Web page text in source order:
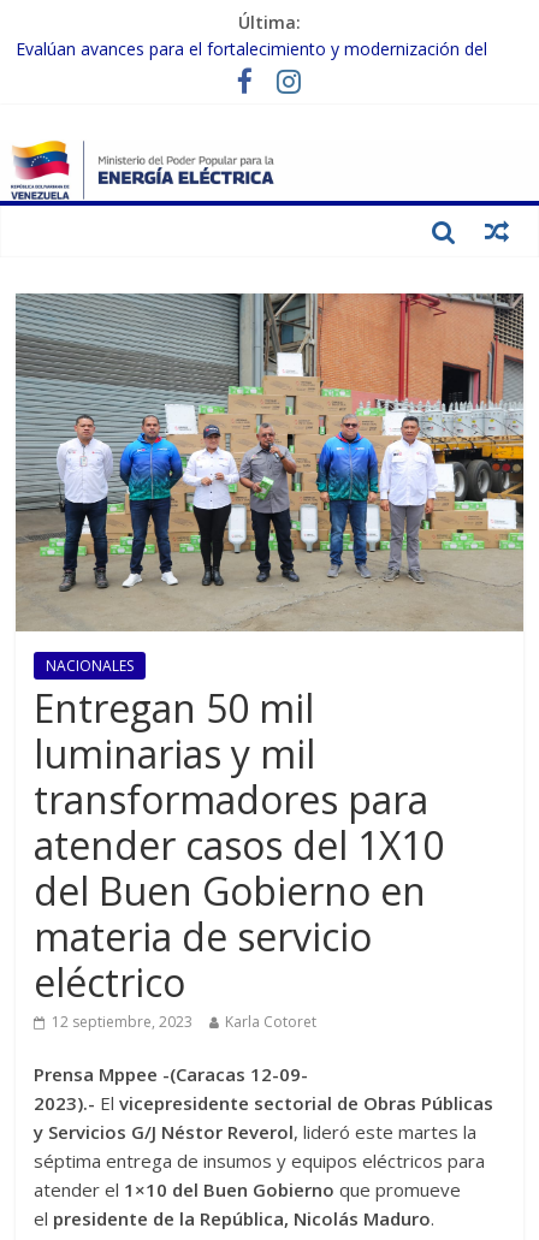
Última:
Evalúan avances para el fortalecimiento y modernización del
Inspeccionan trabajos de rehabilitación en instalaciones del SEN
Gobierno Nacional activa plan preventivo para fortalecer el SEN
ante el fenómeno de El Niño
Termocarabobo recupera el 50% de su capacidad de generación
NACIONALES
Entregan 50 mil
luminarias y mil
transformadores para
atender casos del 1X10
del Buen Gobierno en
materia de servicio
eléctrico
12 septiembre, 2023 Karla Cotoret
Prensa Mppee -(Caracas 12-09-
2023).- Elvicepresidente sectorial de Obras Públicas
y Servicios G/J Néstor Reverol, lideró este martes la
séptima entrega de insumos y equipos eléctricos para
atender el 1×10 del Buen Gobierno que promueve
el presidente de la República, Nicolás Maduro.